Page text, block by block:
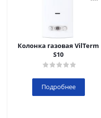
Колонка газовая VilTerm
S10
Подробнее